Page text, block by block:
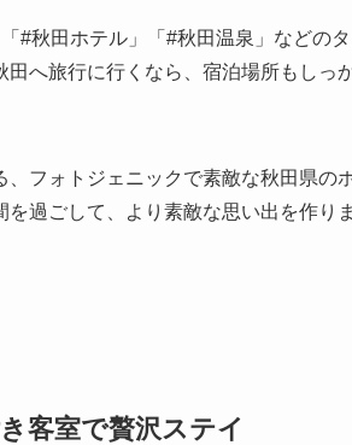
#秋田ホテル」「#秋田温泉」などの
へ旅行に行くなら、宿泊場所もしっ
フォトジェニックで素敵な秋田県の
過ごして、より素敵な思い出を作り
客室で贅沢ステイ